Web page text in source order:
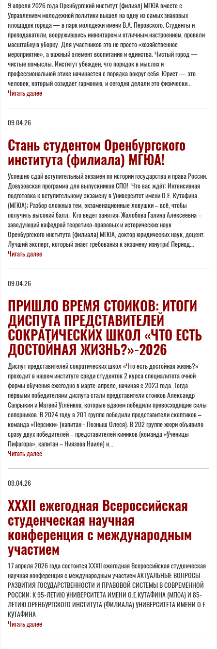
9 апреля 2026 года Оренбургский институт (филиал) МГЮА вместе с
Управлением молодежной политики вышел на одну из самых знаковых
площадок города — в парк молодежи имени В.А. Перовского. Студенты и
преподаватели, вооружившись инвентарем и отличным настроением, провели
масштабную уборку. Для участников это не просто «хозяйственное
мероприятие», а важный элемент воспитания и единства. Чистый город —
чистые помыслы. Институт убежден, что порядок в мыслях и
профессиональной этике начинается с порядка вокруг себя. Юрист — это
человек, который созидает гармонию, и сегодня делали это физически...
Читать далее
09.04.26
Стань студентом Оренбургского
института (филиала) МГЮА!
Успешно сдай вступительный экзамен по истории государства и права России.
Довузовская программа для выпускников СПО! Что вас ждёт: Интенсивная
подготовка к вступительному экзамену в Университет имени О.Е. Кутафина
(МГЮА); Разбор сложных тем, экзаменационные ловушки – всё, чтобы
получить высокий балл. Кто ведёт занятия: Жолобова Галина Алексеевна –
заведующий кафедрой теоретико-правовых и исторических наук
Оренбургского института (филиала) МГЮА, доктор юридических наук, доцент.
Лучший эксперт, который знает требования к экзамену изнутри! Период...
Читать далее
09.04.26
ПРИШЛО ВРЕМЯ СТОИКОВ: ИТОГИ
ДИСПУТА ПРЕДСТАВИТЕЛЕЙ
СОКРАТИЧЕСКИХ ШКОЛ «ЧТО ЕСТЬ
ДОСТОЙНАЯ ЖИЗНЬ?»-2026
Диспут представителей сократических школ «Что есть достойная жизнь?»
проходит в нашем институте среди студентов 2 курса специалитета очной
формы обучения ежегодно в марте-апреле, начиная с 2023 года. Тогда
первыми победителями диспута стали представители стоиков Александр
Сапрыкин и Матвей Углёнков, которые вдвоем победили превосходящие силы
соперников. В 2024 году в 201 группе победили представители скептиков –
команда «Персики» (капитан - Позныш Олеся). В 202 группе жюри объявило
сразу двух победителей – представителей киников (команда «Ученицы
Пифагора», капитан – Ниязова Наиля) и...
Читать далее
09.04.26
XXXII ежегодная Всероссийская
студенческая научная
конференция с международным
участием
17 апреля 2026 года состоится XXXII ежегодная Всероссийская студенческая
научная конференция с международным участием АКТУАЛЬНЫЕ ВОПРОСЫ
РАЗВИТИЯ ГОСУДАРСТВЕННОСТИ И ПРАВОВОЙ СИСТЕМЫ В СОВРЕМЕННОЙ
РОССИИ: К 95-ЛЕТИЮ УНИВЕРСИТЕТА ИМЕНИ О.Е.КУТАФИНА (МГЮА) И 85-
ЛЕТИЮ ОРЕНБУРГСКОГО ИНСТИТУТА (ФИЛИАЛА) УНИВЕРСИТЕТА ИМЕНИ О.Е.
КУТАФИНА
Читать далее